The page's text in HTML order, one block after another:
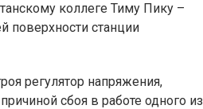
коллеге Тиму Пику –
поверхности станции
регулятор напряжения,
сбоя в работе одного из